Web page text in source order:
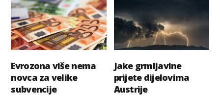
Evrozona više nema
novca za velike
subvencije
Jake grmljavine
prijete dijelovima
Austrije